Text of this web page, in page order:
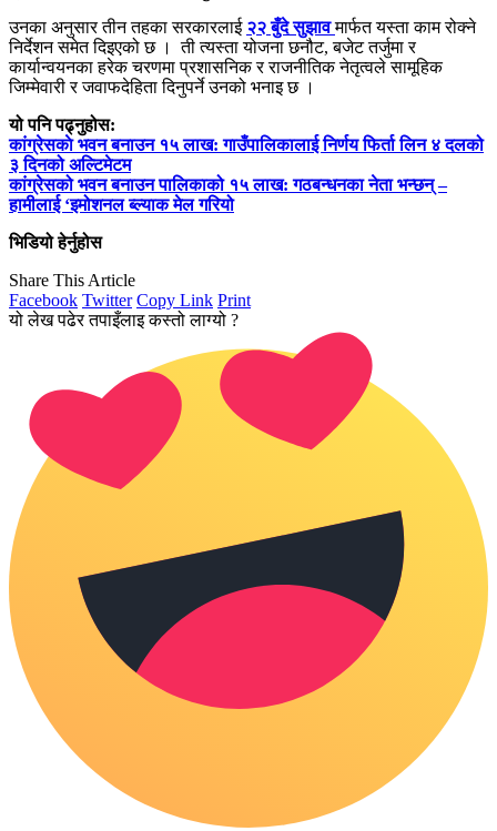
उनका अनुसार तीन तहका सरकारलाई २२ बुँदे सुझाव मार्फत यस्ता काम रोक्ने
निर्देशन समेत दिइएको छ । ती त्यस्ता योजना छनौट, बजेट तर्जुमा र
कार्यान्वयनका हरेक चरणमा प्रशासनिक र राजनीतिक नेतृत्वले सामूहिक
जिम्मेवारी र जवाफदेहिता दिनुपर्ने उनको भनाइ छ ।
यो पनि पढ्नुहोस:
कांग्रेसकाे भवन बनाउन १५ लाख: गाउँपालिकालाई निर्णय फिर्ता लिन ४ दलको
३ दिनको अल्टिमेटम
कांग्रेसको भवन बनाउन पालिकाको १५ लाख: गठबन्धनका नेता भन्छन् –
हामीलाई ‘इमोशनल ब्ल्याक मेल गरियो
भिडियो हेर्नुहोस
Share This Article
Facebook Twitter Copy Link Print
यो लेख पढेर तपाइँलाइ कस्तो लाग्यो ?